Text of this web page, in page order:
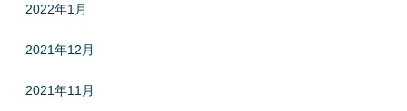
2022年1月
2021年12月
2021年11月